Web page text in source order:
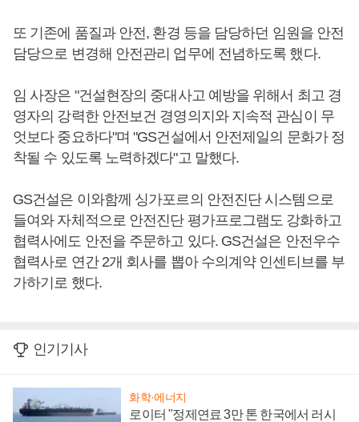
또 기존에 품질과 안전, 환경 등을 담당하던 임원을 안전
담당으로 변경해 안전관리 업무에 전념하도록 했다.
임 사장은 "건설현장의 중대사고 예방을 위해서 최고 경
영자의 강력한 안전보건 경영의지와 지속적 관심이 무
엇보다 중요하다"며 "GS건설에서 안전제일의 문화가 정
착될 수 있도록 노력하겠다"고 말했다.
GS건설은 이와함께 싱가포르의 안전진단 시스템으로
들여와 자체적으로 안전진단 평가프로그램도 강화하고
협력사에도 안전을 주문하고 있다. GS건설은 안전우수
협력사로 연간 2개 회사를 뽑아 수의계약 인센티브를 부
가하기로 했다.
인기기사
화학·에너지
로이터 "정제연료 3만 톤 한국에서 러시